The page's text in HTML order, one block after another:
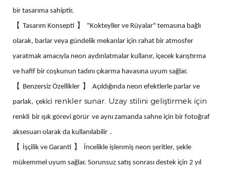
bir tasarıma sahiptir.
【 Tasarım Konsepti 】
"Kokteyller ve Rüyalar" temasına bağlı
olarak, barlar veya gündelik mekanlar için rahat bir atmosfer
yaratmak amacıyla neon aydınlatmalar kullanır, içecek karıştırma
ve hafif bir coşkunun tadını çıkarma havasına uyum sağlar.
【 Benzersiz Özellikler 】
Açıldığında neon efektlerle parlar ve
parlak, çekici renkler sunar. Uzay stilini geliştirmek için
renkli bir ışık görevi görür ve aynı zamanda sahne için bir fotoğraf
aksesuarı olarak da kullanılabilir .
【 İşçilik ve Garanti 】
İncelikle işlenmiş neon şeritler, şekle
mükemmel uyum sağlar. Sorunsuz satış sonrası destek için 2 yıl